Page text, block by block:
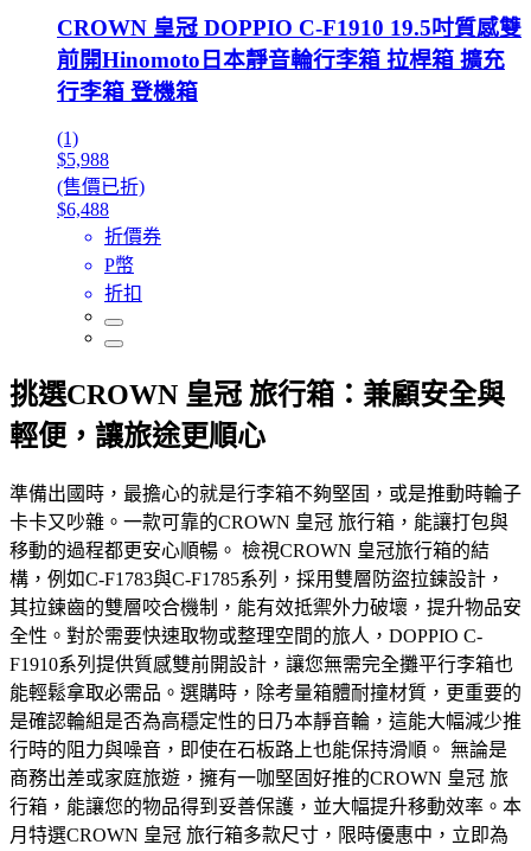
CROWN 皇冠 DOPPIO C-F1910 19.5吋質感雙
前開Hinomoto日本靜音輪行李箱 拉桿箱 擴充
行李箱 登機箱
(1)
$5,988
(售價已折)
$6,488
折價券
P幣
折扣
挑選CROWN 皇冠 旅行箱：兼顧安全與
輕便，讓旅途更順心
準備出國時，最擔心的就是行李箱不夠堅固，或是推動時輪子
卡卡又吵雜。一款可靠的CROWN 皇冠 旅行箱，能讓打包與
移動的過程都更安心順暢。 檢視CROWN 皇冠旅行箱的結
構，例如C-F1783與C-F1785系列，採用雙層防盜拉鍊設計，
其拉鍊齒的雙層咬合機制，能有效抵禦外力破壞，提升物品安
全性。對於需要快速取物或整理空間的旅人，DOPPIO C-
F1910系列提供質感雙前開設計，讓您無需完全攤平行李箱也
能輕鬆拿取必需品。選購時，除考量箱體耐撞材質，更重要的
是確認輪組是否為高穩定性的日乃本靜音輪，這能大幅減少推
行時的阻力與噪音，即使在石板路上也能保持滑順。 無論是
商務出差或家庭旅遊，擁有一咖堅固好推的CROWN 皇冠 旅
行箱，能讓您的物品得到妥善保護，並大幅提升移動效率。本
月特選CROWN 皇冠 旅行箱多款尺寸，限時優惠中，立即為